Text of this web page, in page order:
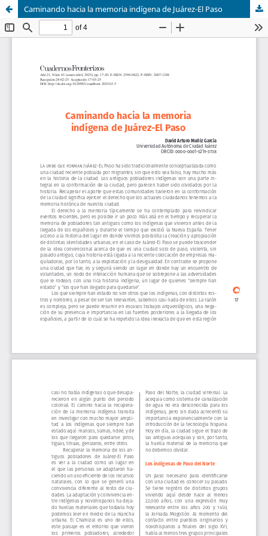
Caminando hacia la memoria indígena de Juárez-El Paso